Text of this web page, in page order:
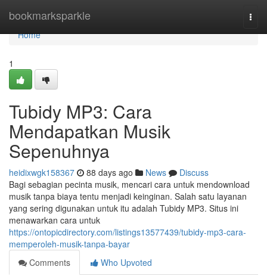
bookmarksparkle
Home
Home
1
Tubidy MP3: Cara
Mendapatkan Musik
Sepenuhnya
heidixwgk158367 88 days ago News
Discuss
Bagi sebagian pecinta musik, mencari cara untuk mendownload
musik tanpa biaya tentu menjadi keinginan. Salah satu layanan
yang sering digunakan untuk itu adalah Tubidy MP3. Situs ini
menawarkan cara untuk
https://ontopicdirectory.com/listings13577439/tubidy-mp3-cara-
memperoleh-musik-tanpa-bayar
Comments
Who Upvoted